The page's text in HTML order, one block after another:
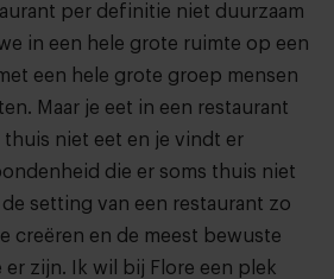
per definitie niet duurzaam
in een hele grote ruimte op een
een hele grote groep mensen
Maar je eet in een restaurant
niet eet en je vindt er
die er soms thuis niet
setting van een restaurant zo
creëren en de meest bewuste
er zijn. Ik wil bij Flore een plek